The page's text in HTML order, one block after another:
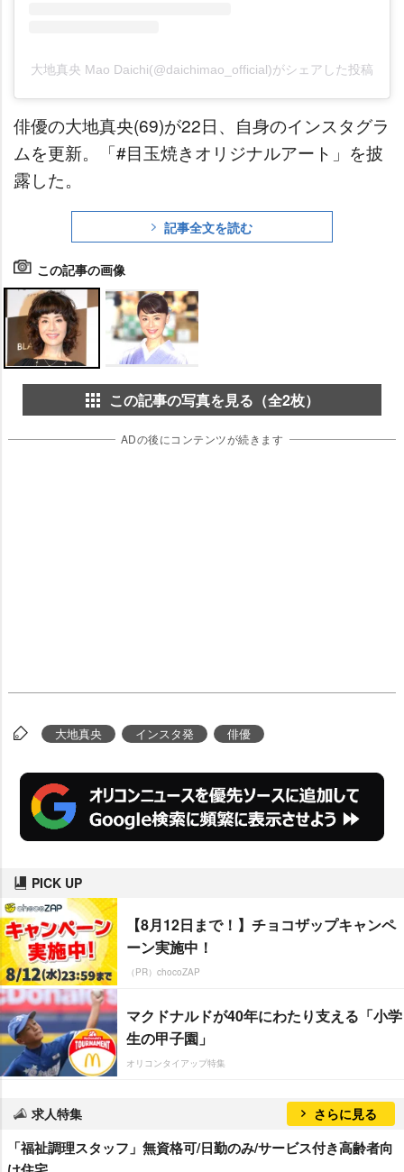
大地真央 Mao Daichi(@daichimao_official)がシェアした投稿
俳優の大地真央(69)が22日、自身のインスタグラ
ムを更新。「#目玉焼きオリジナルアート」を披
露した。
記事全文を読む
この記事の画像
この記事の写真を見る（全2枚）
ADの後にコンテンツが続きます
大地真央 インスタ発 俳優
PICK UP
【8月12日まで！】チョコザップキャンペ
ーン実施中！
（PR）chocoZAP
マクドナルドが40年にわたり支える「小学
生の甲子園」
オリコンタイアップ特集
求人特集 さらに見る
「福祉調理スタッフ」無資格可/日勤のみ/サービス付き高齢者向